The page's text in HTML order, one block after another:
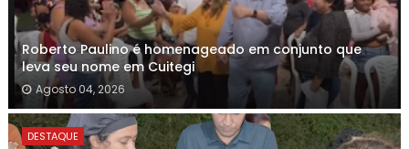
Roberto Paulino é homenageado em conjunto que
leva seu nome em Cuitegi
Agosto 04, 2026
DESTAQUE